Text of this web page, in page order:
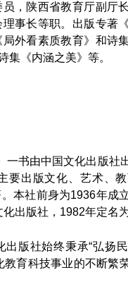
，陕西省教育厅副厅
事长等职。出版专著
外看素质教育》和诗
集《内涵之美》等。
一书由中国文化出版社
要出版文化、艺术、
本社前身为1936年成
出版社，1982年定名
版社始终秉承“弘扬
育科技事业的不断繁